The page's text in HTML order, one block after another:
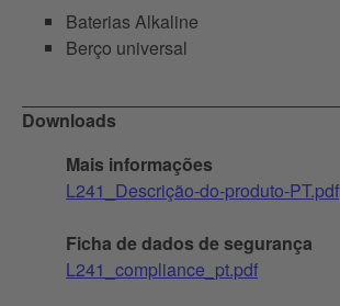
Baterias Alkaline
Berço universal
Downloads
Mais informações
L241_Descrição-do-produto-PT.pdf
Ficha de dados de segurança
L241_compliance_pt.pdf